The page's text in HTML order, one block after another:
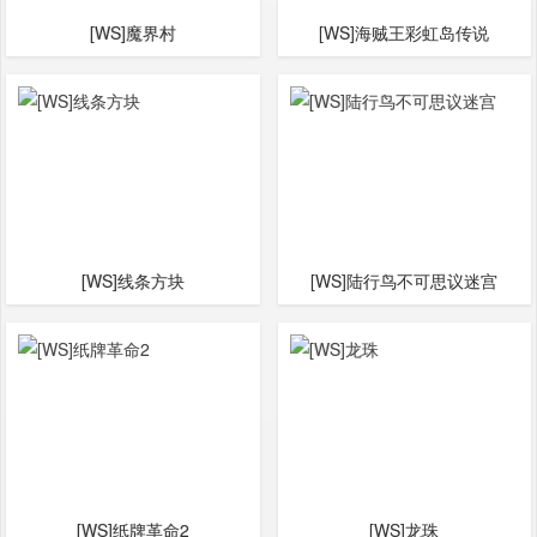
[WS]魔界村 [WS]海贼王彩虹岛传说
[WS]线条方块 [WS]陆行鸟不可思议迷宫
[WS]纸牌革命2 [WS]龙珠